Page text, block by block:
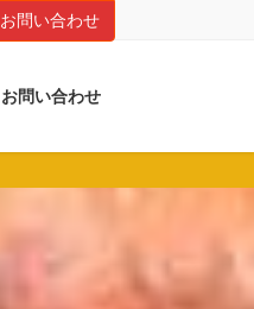
お問い合わせ
お問い合わせ